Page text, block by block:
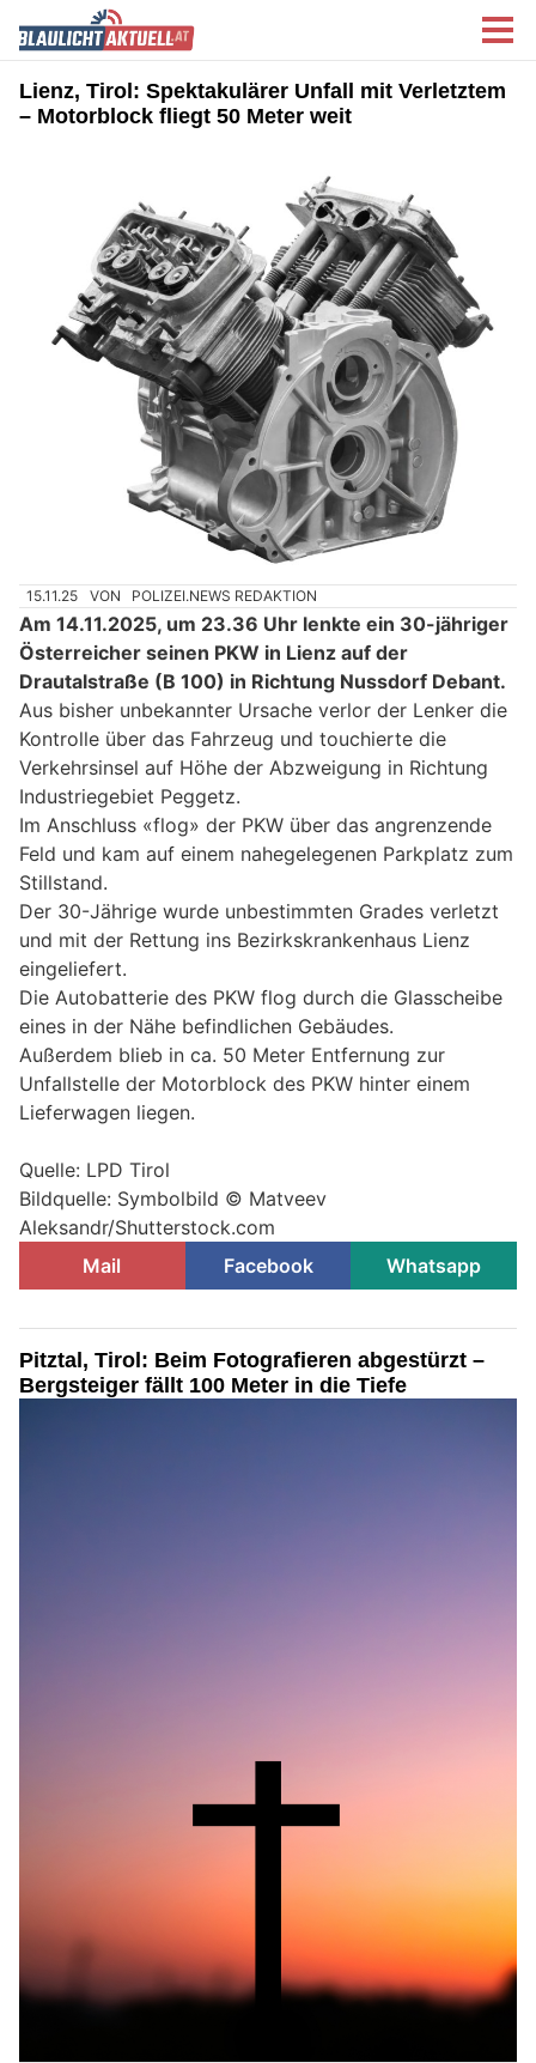
Lienz, Tirol: Spektakulärer Unfall mit Verletztem
– Motorblock fliegt 50 Meter weit
15.11.25 VON POLIZEI.NEWS REDAKTION
Am 14.11.2025, um 23.36 Uhr lenkte ein 30-jähriger
Österreicher seinen PKW in Lienz auf der
Drautalstraße (B 100) in Richtung Nussdorf Debant.
Aus bisher unbekannter Ursache verlor der Lenker die
Kontrolle über das Fahrzeug und touchierte die
Verkehrsinsel auf Höhe der Abzweigung in Richtung
Industriegebiet Peggetz.
Im Anschluss «flog» der PKW über das angrenzende
Feld und kam auf einem nahegelegenen Parkplatz zum
Stillstand.
Der 30-Jährige wurde unbestimmten Grades verletzt
und mit der Rettung ins Bezirkskrankenhaus Lienz
eingeliefert.
Die Autobatterie des PKW flog durch die Glasscheibe
eines in der Nähe befindlichen Gebäudes.
Außerdem blieb in ca. 50 Meter Entfernung zur
Unfallstelle der Motorblock des PKW hinter einem
Lieferwagen liegen.
Quelle: LPD Tirol
Bildquelle: Symbolbild © Matveev
Aleksandr/Shutterstock.com
Mail
Facebook Whatsapp
Pitztal, Tirol: Beim Fotografieren abgestürzt –
Bergsteiger fällt 100 Meter in die Tiefe